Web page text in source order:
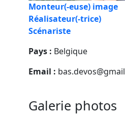
Monteur(-euse) image
Réalisateur(-trice)
Scénariste
Pays : Belgique
Email : bas.devos@gmail
Galerie photos